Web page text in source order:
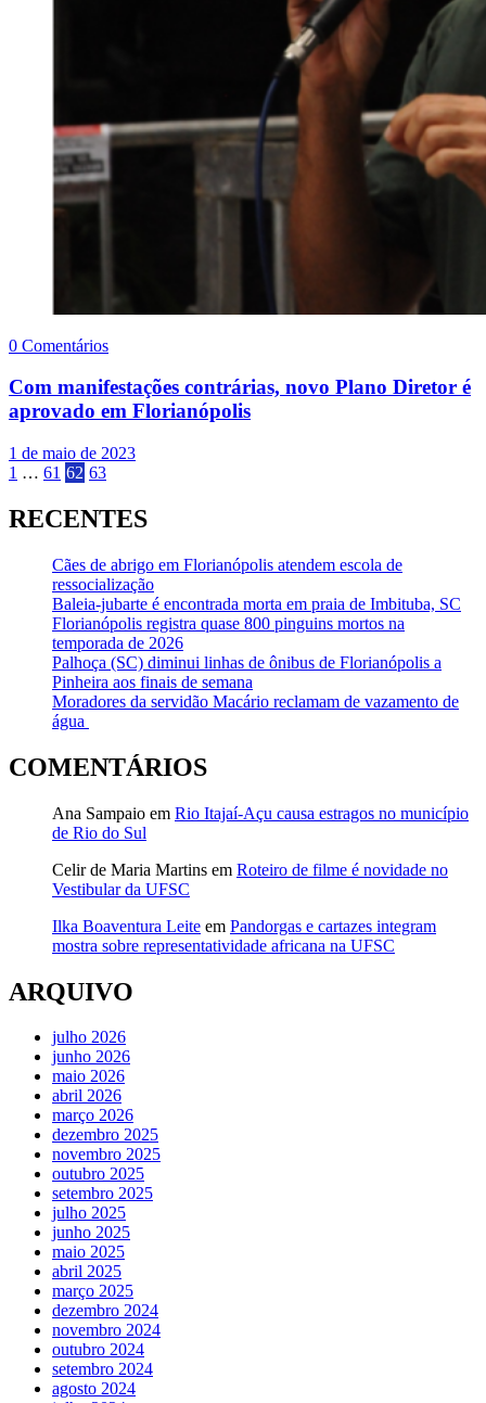
0 Comentários
Com manifestações contrárias, novo Plano Diretor é
aprovado em Florianópolis
1 de maio de 2023
Paginação
de
posts
1 … 61 62 63
RECENTES
Cães de abrigo em Florianópolis atendem escola de
ressocialização
Baleia-jubarte é encontrada morta em praia de Imbituba, SC
Florianópolis registra quase 800 pinguins mortos na
temporada de 2026
Palhoça (SC) diminui linhas de ônibus de Florianópolis a
Pinheira aos finais de semana
Moradores da servidão Macário reclamam de vazamento de
água
COMENTÁRIOS
Ana Sampaio em Rio Itajaí-Açu causa estragos no município
de Rio do Sul
Celir de Maria Martins em Roteiro de filme é novidade no
Vestibular da UFSC
Ilka Boaventura Leite em Pandorgas e cartazes integram
mostra sobre representatividade africana na UFSC
ARQUIVO
julho 2026
junho 2026
maio 2026
abril 2026
março 2026
dezembro 2025
novembro 2025
outubro 2025
setembro 2025
julho 2025
junho 2025
maio 2025
abril 2025
março 2025
dezembro 2024
novembro 2024
outubro 2024
setembro 2024
agosto 2024